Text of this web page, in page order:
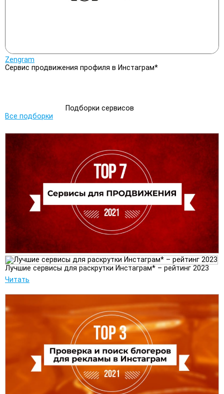
Zengram
Сервис продвижения профиля в Инстаграм*
Подборки сервисов
Все подборки
Лучшие сервисы для раскрутки Инстаграм* – рейтинг 2023
Читать